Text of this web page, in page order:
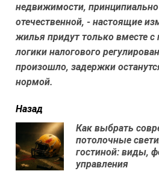
недвижимости,
отечественной, - настоящие
жилья придут только вместе
логики налогового
произошло, задержки
нормой.
читать
еще
Назад
Как выбрать
потолочные
гостиной: виды,
управления